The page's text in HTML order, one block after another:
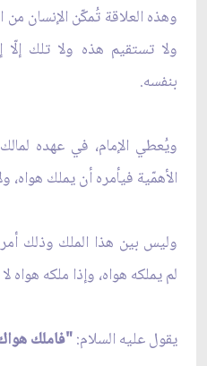
وهذه العلاقة تُمكّن الإنسان من
ولا تستقيم هذه ولا تلك إلّا
بنفسه.
ويُعطي الإمام، في عهده
الأهمّية فيأمره أن يملك هواه،
وليس بين هذا الملك وذلك أمر
لم يملكه هواه، وإذا ملكه هواه
يقول عليه السلام:"فاملك